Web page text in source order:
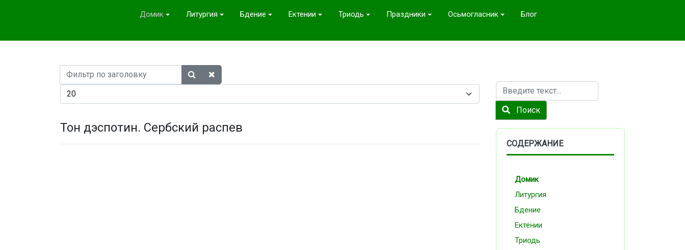
Домик Литургия Бдение Ектении Триодь Праздники Осьмогласник Блог
Фильтр
по
заголовку
Кол-во строк:
Тон дэспотин. Сербский распев
Поиск
Поиск
СОДЕРЖАНИЕ
Домик
Литургия
Бдение
Ектении
Триодь